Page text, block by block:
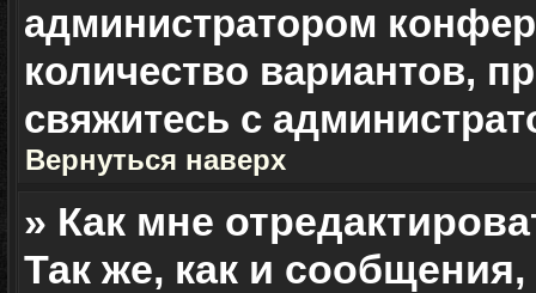
администратором
количество вариантов,
свяжитесь с
Вернуться наверх
» Как мне
Так же, как и